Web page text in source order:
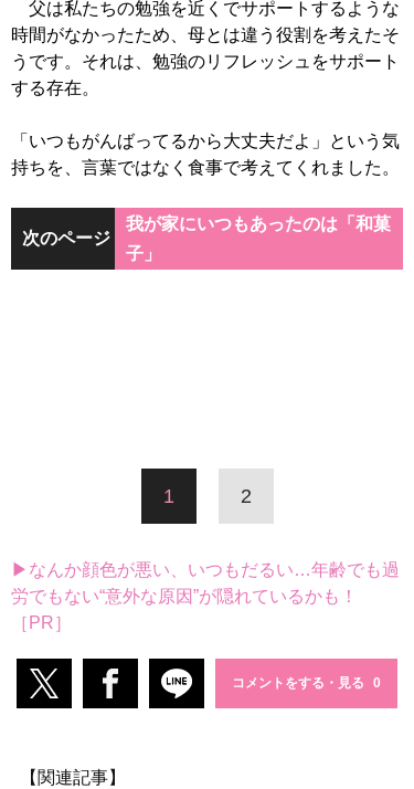
父は私たちの勉強を近くでサポートするような
時間がなかったため、母とは違う役割を考えたそ
うです。それは、勉強のリフレッシュをサポート
する存在。
「いつもがんばってるから大丈夫だよ」という気
持ちを、言葉ではなく食事で考えてくれました。
次のページ
我が家にいつもあったのは「和菓
子」
1 2
▶なんか顔色が悪い、いつもだるい…年齢でも過
労でもない“意外な原因”が隠れているかも！
［PR］
コメントをする・見る
【関連記事】